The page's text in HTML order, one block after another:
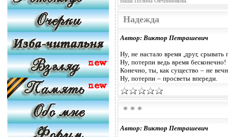
Надежда
Автор: Виктор Петрашевич
Ну, не настало время ,друг, срывать
Ну, потерпи ведь время бесконечно!
Конечно, ты, как существо – не
Ну, потерпи – просветы впереди.
* * *
Автор: Виктор Петрашевич